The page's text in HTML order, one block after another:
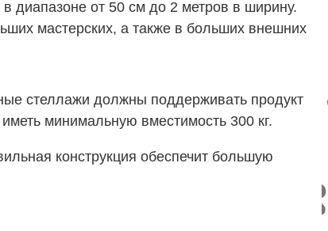
диапазоне от 50 см до 2 метров в ширину.
мастерских, а также в больших внешних
стеллажи должны поддерживать продукт
минимальную вместимость 300 кг.
конструкция обеспечит большую